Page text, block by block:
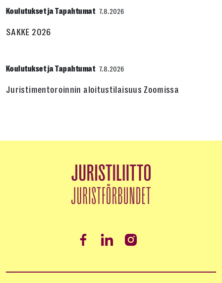
Koulutukset ja Tapahtumat 7.8.2026
SAKKE 2026
Koulutukset ja Tapahtumat 7.8.2026
Juristimentoroinnin aloitustilaisuus Zoomissa